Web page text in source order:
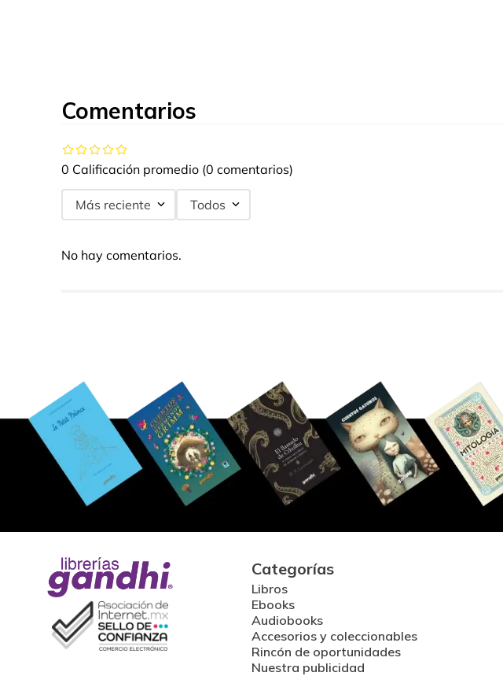
Comentarios
0 Calificación promedio (0 comentarios)
Más reciente Todos
No hay comentarios.
Categorías
Libros
Ebooks
Audiobooks
Accesorios y coleccionables
Rincón de oportunidades
Nuestra publicidad